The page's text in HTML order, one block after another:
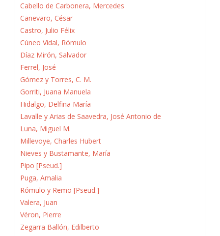
Cabello de Carbonera, Mercedes
Canevaro, César
Castro, Julio Félix
Cúneo Vidal, Rómulo
Díaz Mirón, Salvador
Ferrel, José
Gómez y Torres, C. M.
Gorriti, Juana Manuela
Hidalgo, Delfina María
Lavalle y Arias de Saavedra, José Antonio de
Luna, Miguel M.
Millevoye, Charles Hubert
Nieves y Bustamante, María
Pipo [Pseud.]
Puga, Amalia
Rómulo y Remo [Pseud.]
Valera, Juan
Véron, Pierre
Zegarra Ballón, Edilberto